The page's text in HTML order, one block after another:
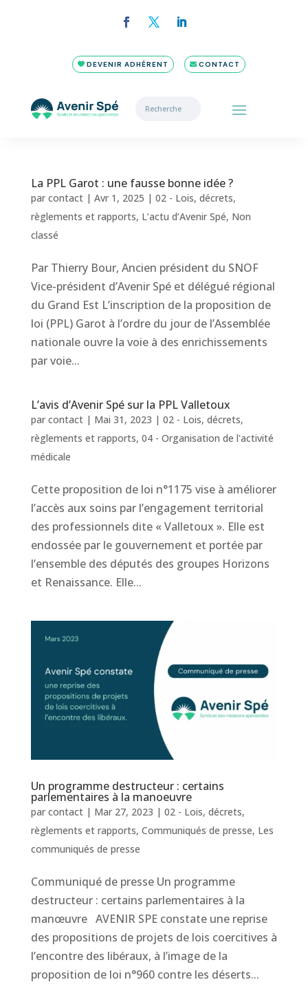
DEVENIR ADHÉRENT CONTACT
La PPL Garot : une fausse bonne idée ?
par contact| Avr 1, 2025 | 02 - Lois, décrets,
règlements et rapports, L’actu d’Avenir Spé, Non
classé
Par Thierry Bour, Ancien président du SNOF
Vice-président d’Avenir Spé et délégué régional
du Grand Est L’inscription de la proposition de
loi (PPL) Garot à l’ordre du jour de l’Assemblée
nationale ouvre la voie à des enrichissements
par voie...
L’avis d’Avenir Spé sur la PPL Valletoux
par contact| Mai 31, 2023 | 02 - Lois, décrets,
règlements et rapports, 04 - Organisation de l'activité
médicale
Cette proposition de loi n°1175 vise à améliorer
l’accès aux soins par l’engagement territorial
des professionnels dite « Valletoux ». Elle est
endossée par le gouvernement et portée par
l’ensemble des députés des groupes Horizons
et Renaissance. Elle...
Un programme destructeur : certains
parlementaires à la manoeuvre
par contact| Mar 27, 2023 | 02 - Lois, décrets,
règlements et rapports, Communiqués de presse, Les
communiqués de presse
Communiqué de presse Un programme
destructeur : certains parlementaires à la
manœuvre AVENIR SPE constate une reprise
des propositions de projets de lois coercitives à
l’encontre des libéraux, à l’image de la
proposition de loi n°960 contre les déserts...